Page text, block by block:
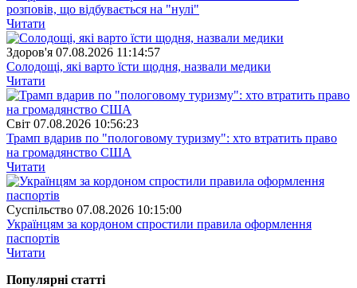
розповів, що відбувається на "нулі"
Читати
Здоров'я 07.08.2026 11:14:57
Солодощі, які варто їсти щодня, назвали медики
Читати
Свiт 07.08.2026 10:56:23
Трамп вдарив по "пологовому туризму": хто втратить право
на громадянство США
Читати
Суспiльство 07.08.2026 10:15:00
Українцям за кордоном спростили правила оформлення
паспортів
Читати
Популярнi статтi